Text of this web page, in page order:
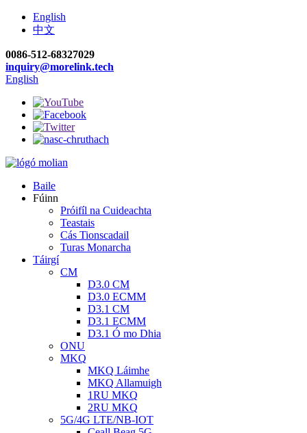
English
中文
0086-512-68327029
inquiry@morelink.tech
English
Baile
Fúinn
Próifíl na Cuideachta
Teastais
Cás Tionscadail
Turas Monarcha
Táirgí
CM
D3.0 CM
D3.0 ECMM
D3.1 CM
D3.1 ECMM
D3.1 Ó mo Dhia
ONU
MKQ
MKQ Láimhe
MKQ Allamuigh
1RU MKQ
2RU MKQ
5G/4G LTE/NB-IOT